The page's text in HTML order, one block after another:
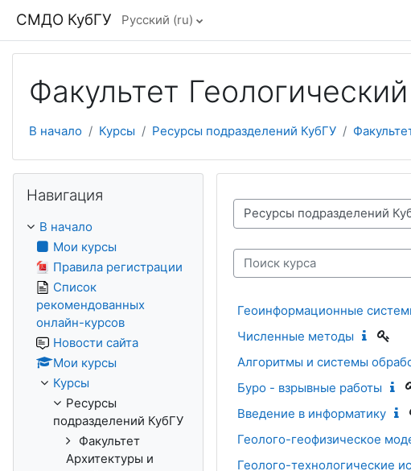
СМДО КубГУ Русский ‎(ru)‎
Факультет Геологический
В начало Курсы Ресурсы подразделений КубГУ
Категории курсов
Поиск курса
Геоинформационные
Численные методы
Алгоритмы и системы
Буро - взрывные работы
Введение в информатику
Геолого-геофизическое
Геолого-технологические
Навигация
В начало
Мои курсы
Правила регистрации
Список
рекомендованных
онлайн-курсов
Новости сайта
Мои курсы
Курсы
Ресурсы
подразделений КубГУ
Факультет
Архитектуры и